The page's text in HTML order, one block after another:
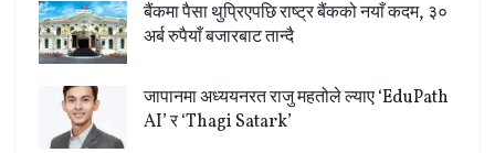
बैंकमा पैसा थुप्रिएपछि राष्ट्र बैंकको नयाँ कदम, ३०
अर्ब रुपैयाँ बजारबाट तान्दै
जापानमा अध्ययनरत राजु महतोले ल्याए ‘EduPath
AI’ र ‘Thagi Satark’